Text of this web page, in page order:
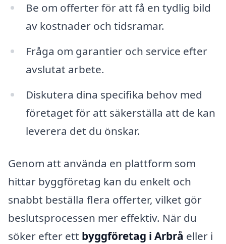
Be om offerter för att få en tydlig bild
av kostnader och tidsramar.
Fråga om garantier och service efter
avslutat arbete.
Diskutera dina specifika behov med
företaget för att säkerställa att de kan
leverera det du önskar.
Genom att använda en plattform som
hittar byggföretag kan du enkelt och
snabbt beställa flera offerter, vilket gör
beslutsprocessen mer effektiv. När du
söker efter ett byggföretag i Arbrå eller i